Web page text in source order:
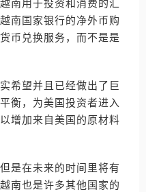
南用于投资和消费的汇
南国家银行的净外币购
币兑换服务，而不是是
希望并且已经做出了巨
衡，为美国投资者进入
增加来自美国的原材料
是在未来的时间里将有
南也是许多其他国家的